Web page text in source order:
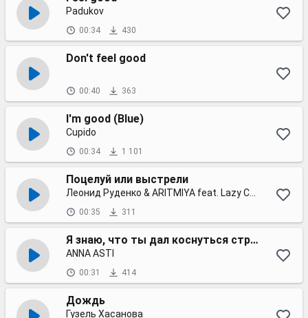
Padukov
00:34 430
Don't feel good
00:40 363
I'm good (Blue)
Cupido
00:34 1 101
Поцелуй или выстрели
00:35 311
Я знаю, что ты дал коснуться струн твоей души
ANNA ASTI
00:31 414
Дождь
Гузель Хасанова